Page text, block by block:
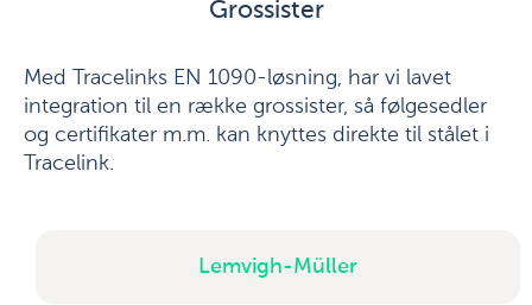
Grossister
Med Tracelinks EN 1090-løsning, har vi lavet
integration til en række grossister, så følgesedler
og certifikater m.m. kan knyttes direkte til stålet i
Tracelink.
Lemvigh-Müller